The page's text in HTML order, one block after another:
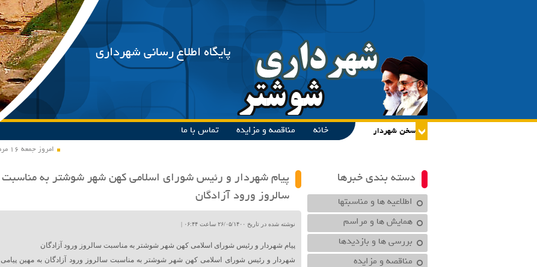
پایگاه اطلاع رسانی شهرداری
امروز جمعه ۱۶ مرداد ۱۴۰۵
خانه مناقصه و مزایده تماس با ما
دسته بندی خبرها
اطلاعیه ها و مناسبتها
همایش ها و مراسم
بررسی ها و بازدیدها
مناقصه و مزایده
پیام شهردار و رئیس شورای اسلامی کهن شهر شوشتر به مناسبت
سالروز ورود آزادگان
نوشته شده در تاریخ ۲۶/۰۵/۱۴۰۰ ساعت ۰۶:۴۴ |
پیام شهردار و رئیس شورای اسلامی کهن شهر شوشتر به مناسبت سالروز ورود آزادگان
شهردار و رئیس شورای اسلامی کهن شهر شوشتر به مناسبت سالروز ورود آزادگان به مهین پیامی